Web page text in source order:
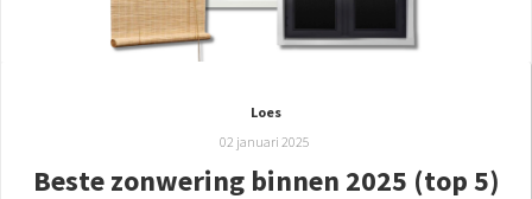
Loes
02 januari 2025
Beste zonwering binnen 2025 (top 5)